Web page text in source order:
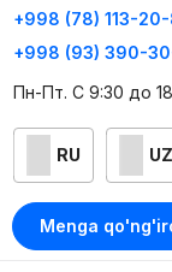
Menga
+998 (78) 113-
+998 (93) 390-
Пн-Пт. С 9:30 до
RU UZ
Kontaktlar